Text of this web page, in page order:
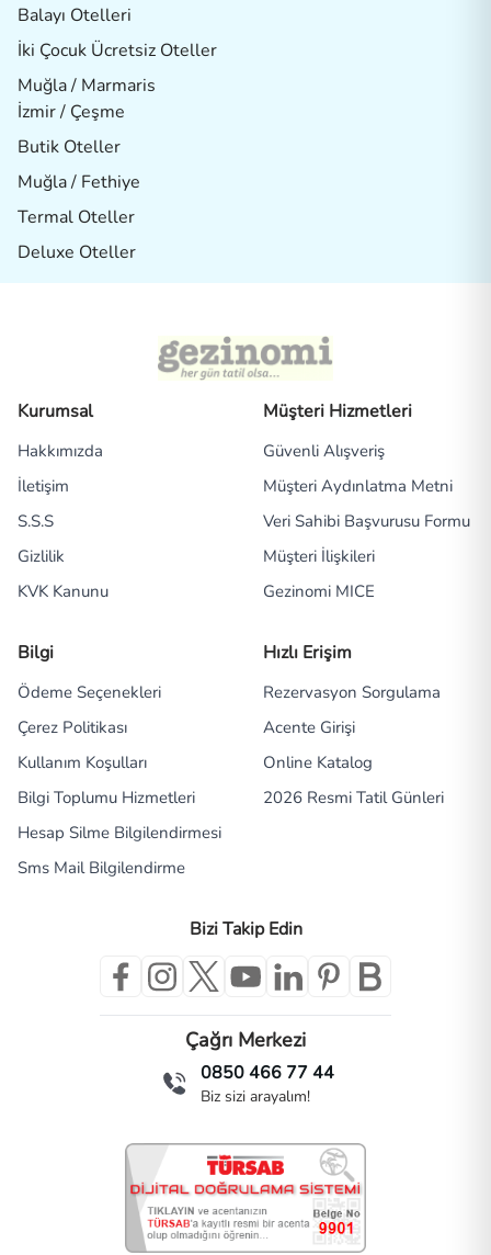
Balayı Otelleri
İki Çocuk Ücretsiz Oteller
Muğla / Marmaris
İzmir / Çeşme
Butik Oteller
Muğla / Fethiye
Termal Oteller
Deluxe Oteller
Kurumsal
Hakkımızda
İletişim
S.S.S
Gizlilik
KVK Kanunu
Müşteri Hizmetleri
Güvenli Alışveriş
Müşteri Aydınlatma Metni
Veri Sahibi Başvurusu Formu
Müşteri İlişkileri
Gezinomi MICE
Bilgi
Ödeme Seçenekleri
Çerez Politikası
Kullanım Koşulları
Bilgi Toplumu Hizmetleri
Hesap Silme Bilgilendirmesi
Sms Mail Bilgilendirme
Hızlı Erişim
Rezervasyon Sorgulama
Acente Girişi
Online Katalog
2026 Resmi Tatil Günleri
Bizi Takip Edin
Çağrı Merkezi
0850 466 77 44
Biz sizi arayalım!